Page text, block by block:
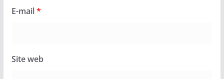
E-mail*
Site web